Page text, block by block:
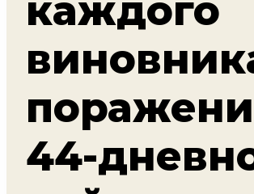
каждого
44-